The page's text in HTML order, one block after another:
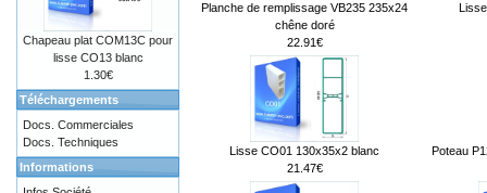
Planche de remplissage VB235 235x24
chêne doré
22.91€
Lisse CO01 130x35x2 blanc
21.47€
Poteau
Chapeau plat COM13C pour
lisse CO13 blanc
1.30€
Téléchargements
Docs. Commerciales
Docs. Techniques
Informations